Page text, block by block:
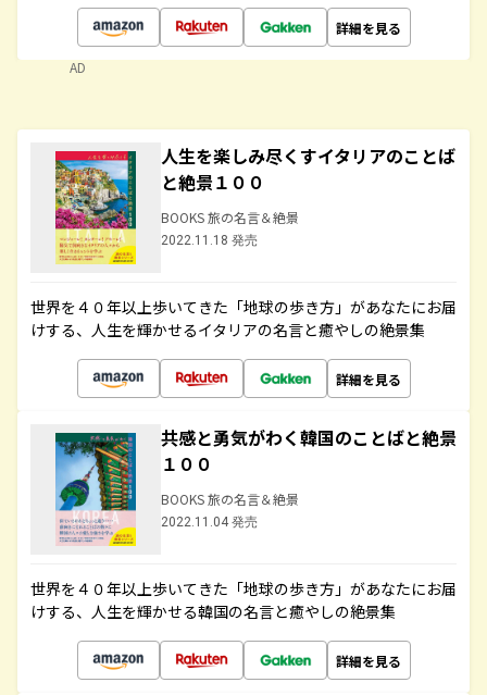
詳細を見る
AD
人生を楽しみ尽くすイタリアのことば
と絶景１００
BOOKS 旅の名言＆絶景
2022.11.18 発売
世界を４０年以上歩いてきた「地球の歩き方」があなたにお届
けする、人生を輝かせるイタリアの名言と癒やしの絶景集
詳細を見る
共感と勇気がわく韓国のことばと絶景
１００
BOOKS 旅の名言＆絶景
2022.11.04 発売
世界を４０年以上歩いてきた「地球の歩き方」があなたにお届
けする、人生を輝かせる韓国の名言と癒やしの絶景集
詳細を見る